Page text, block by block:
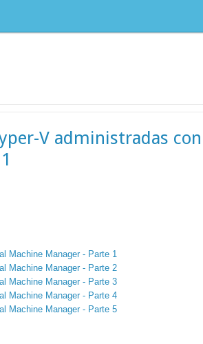
V administradas con
Machine Manager - Parte 1
Machine Manager - Parte 2
Machine Manager - Parte 3
Machine Manager - Parte 4
Machine Manager - Parte 5